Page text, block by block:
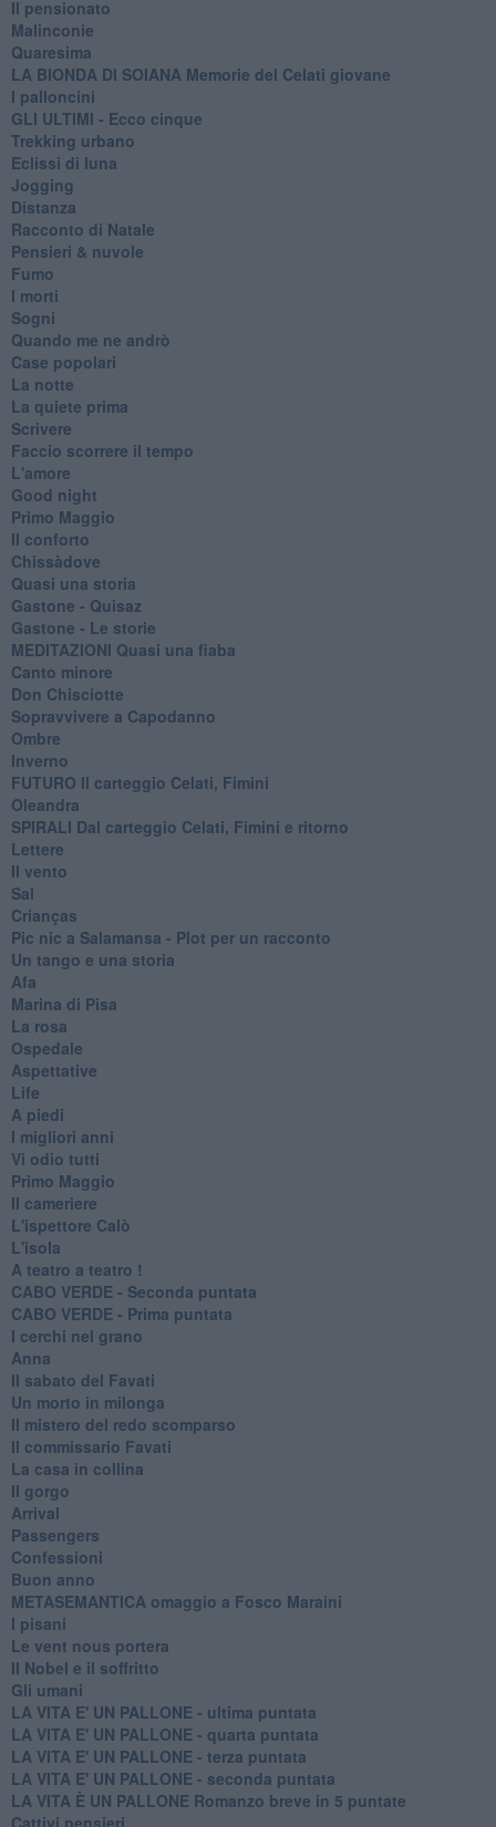
Il pensionato
Malinconie
Quaresima
LA BIONDA DI SOIANA Memorie del Celati giovane
I palloncini
GLI ULTIMI - Ecco cinque
Trekking urbano
Eclissi di luna
Jogging
Distanza
Racconto di Natale
Pensieri & nuvole
Fumo
I morti
Sogni
Quando me ne andrò
Case popolari
La notte
La quiete prima
Scrivere
Faccio scorrere il tempo
L'amore
Good night
Primo Maggio
Il conforto
Chissàdove
Quasi una storia
Gastone - Quisaz
Gastone - Le storie
MEDITAZIONI Quasi una fiaba
Canto minore
Don Chisciotte
Sopravvivere a Capodanno
Ombre
Inverno
FUTURO Il carteggio Celati, Fimini
Oleandra
SPIRALI Dal carteggio Celati, Fimini e ritorno
Lettere
Il vento
Sal
Crianças
Pic nic a Salamansa - Plot per un racconto
Un tango e una storia
Afa
Marina di Pisa
La rosa
Ospedale
Aspettative
Life
A piedi
I migliori anni
Vi odio tutti
Primo Maggio
Il cameriere
L'ispettore Calò
L'isola
A teatro a teatro !
CABO VERDE - Seconda puntata
CABO VERDE - Prima puntata
I cerchi nel grano
Anna
Il sabato del Favati
Un morto in milonga
Il mistero del redo scomparso
Il commissario Favati
La casa in collina
Il gorgo
Arrival
Passengers
Confessioni
Buon anno
METASEMANTICA omaggio a Fosco Maraini
I pisani
Le vent nous portera
Il Nobel e il soffritto
Gli umani
LA VITA E' UN PALLONE - ultima puntata
LA VITA E' UN PALLONE - quarta puntata
LA VITA E' UN PALLONE - terza puntata
LA VITA E' UN PALLONE - seconda puntata
LA VITA È UN PALLONE Romanzo breve in 5 puntate